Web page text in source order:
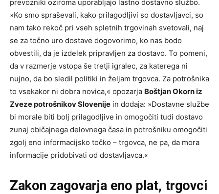
prevozniki oziroma uporabljajo lastno dostavno službo.
»Ko smo spraševali, kako prilagodljivi so dostavljavci, so
nam tako rekoč pri vseh spletnih trgovinah svetovali, naj
se za točno uro dostave dogovorimo, ko nas bodo
obvestili, da je izdelek pripravljen za dostavo. To pomeni,
da v razmerje vstopa še tretji igralec, za katerega ni
nujno, da bo sledil politiki in željam trgovca. Za potrošnika
to vsekakor ni dobra novica,« opozarja Boštjan Okorn iz
Zveze potrošnikov Slovenije in dodaja: »Dostavne službe
bi morale biti bolj prilagodljive in omogočiti tudi dostavo
zunaj običajnega delovnega časa in potrošniku omogočiti
zgolj eno informacijsko točko – trgovca, ne pa, da mora
informacije pridobivati od dostavljavca.«
Zakon zagovarja eno plat, trgovci